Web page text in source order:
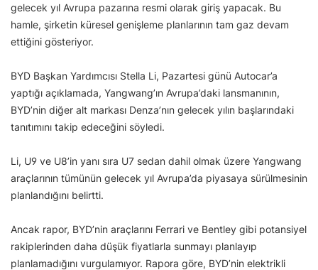
gelecek yıl Avrupa pazarına resmi olarak giriş yapacak. Bu
hamle, şirketin küresel genişleme planlarının tam gaz devam
ettiğini gösteriyor.
BYD Başkan Yardımcısı Stella Li, Pazartesi günü Autocar’a
yaptığı açıklamada, Yangwang’ın Avrupa’daki lansmanının,
BYD’nin diğer alt markası Denza’nın gelecek yılın başlarındaki
tanıtımını takip edeceğini söyledi.
Li, U9 ve U8’in yanı sıra U7 sedan dahil olmak üzere Yangwang
araçlarının tümünün gelecek yıl Avrupa’da piyasaya sürülmesinin
planlandığını belirtti.
Ancak rapor, BYD’nin araçlarını Ferrari ve Bentley gibi potansiyel
rakiplerinden daha düşük fiyatlarla sunmayı planlayıp
planlamadığını vurgulamıyor. Rapora göre, BYD’nin elektrikli